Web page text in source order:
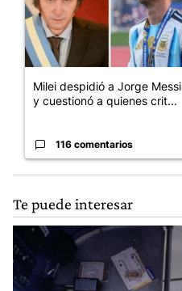
Milei despidió a Jorge Messi
y cuestionó a quienes crit...
116 comentarios